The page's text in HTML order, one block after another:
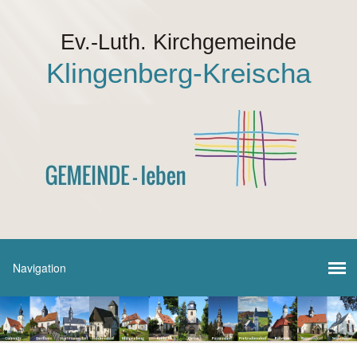
Ev.-Luth. Kirchgemeinde
Klingenberg-Kreischa